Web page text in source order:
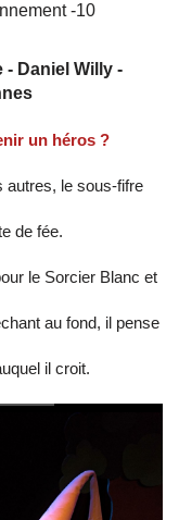
-10
- Daniel Willy -
un héros ?
autres, le sous-fifre
de fée.
le Sorcier Blanc et
au fond, il pense
il croit.